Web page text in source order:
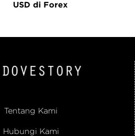
USD di Forex
Tentang Kami
Hubungi Kami